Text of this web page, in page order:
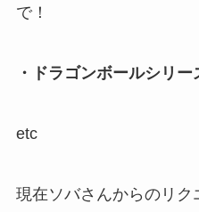
で！
・ドラゴンボールシリ
etc
現在ソバさんからのリク